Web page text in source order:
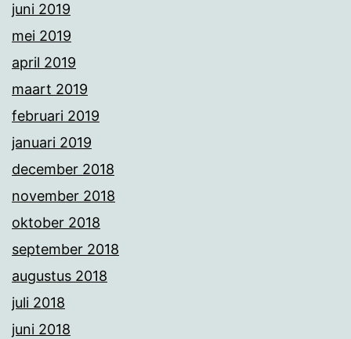
juni 2019
mei 2019
april 2019
maart 2019
februari 2019
januari 2019
december 2018
november 2018
oktober 2018
september 2018
augustus 2018
juli 2018
juni 2018